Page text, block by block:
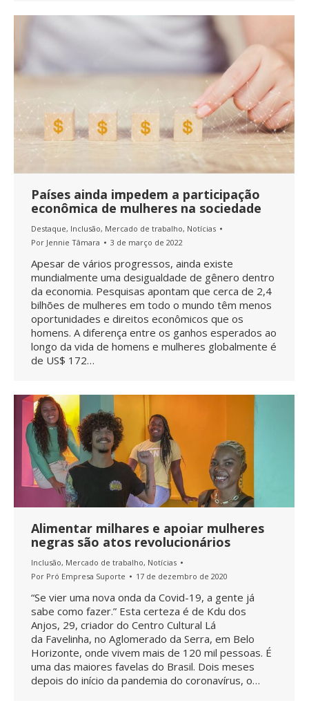
Países ainda impedem a participação
econômica de mulheres na sociedade
Destaque, Inclusão, Mercado de trabalho, Notícias
Por Jennie Tâmara 3 de março de 2022
Apesar de vários progressos, ainda existe
mundialmente uma desigualdade de gênero dentro
da economia. Pesquisas apontam que cerca de 2,4
bilhões de mulheres em todo o mundo têm menos
oportunidades e direitos econômicos que os
homens. A diferença entre os ganhos esperados ao
longo da vida de homens e mulheres globalmente é
de US$ 172…
Alimentar milhares e apoiar mulheres
negras são atos revolucionários
Inclusão, Mercado de trabalho, Notícias
Por Pró Empresa Suporte 17 de dezembro de 2020
“Se vier uma nova onda da Covid-19, a gente já
sabe como fazer.” Esta certeza é de Kdu dos
Anjos, 29, criador do Centro Cultural Lá
da Favelinha, no Aglomerado da Serra, em Belo
Horizonte, onde vivem mais de 120 mil pessoas. É
uma das maiores favelas do Brasil. Dois meses
depois do início da pandemia do coronavírus, o…